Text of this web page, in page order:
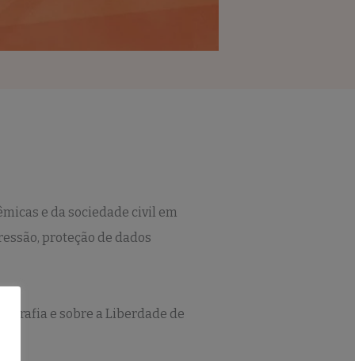
e da sociedade civil em
proteção de dados
e sobre a Liberdade de